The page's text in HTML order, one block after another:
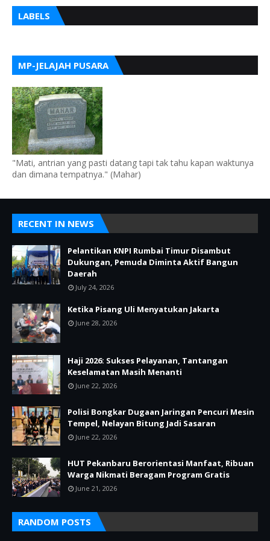
LABELS
MP-JELAJAH PUSARA
"Mati, antrian yang pasti datang tapi tak tahu kapan waktunya
dan dimana tempatnya." (Mahar)
RECENT IN NEWS
Pelantikan KNPI Rumbai Timur Disambut
Dukungan, Pemuda Diminta Aktif Bangun
Daerah
July 24, 2026
Ketika Pisang Uli Menyatukan Jakarta
June 28, 2026
Haji 2026: Sukses Pelayanan, Tantangan
Keselamatan Masih Menanti
June 22, 2026
Polisi Bongkar Dugaan Jaringan Pencuri Mesin
Tempel, Nelayan Bitung Jadi Sasaran
June 22, 2026
HUT Pekanbaru Berorientasi Manfaat, Ribuan
Warga Nikmati Beragam Program Gratis
June 21, 2026
RANDOM POSTS